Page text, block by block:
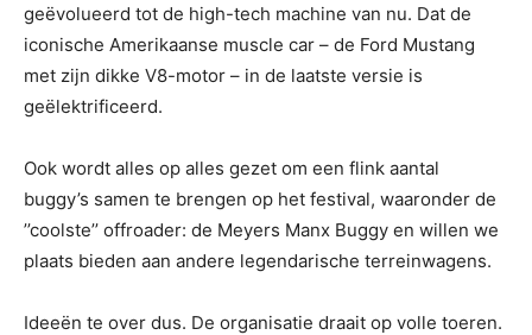
geëvolueerd tot de high-tech machine van nu. Dat de
iconische Amerikaanse muscle car – de Ford Mustang
met zijn dikke V8-motor – in de laatste versie is
geëlektrificeerd.
Ook wordt alles op alles gezet om een flink aantal
buggy’s samen te brengen op het festival, waaronder de
’’coolste’’ offroader: de Meyers Manx Buggy en willen we
plaats bieden aan andere legendarische terreinwagens.
Ideeën te over dus. De organisatie draait op volle toeren.